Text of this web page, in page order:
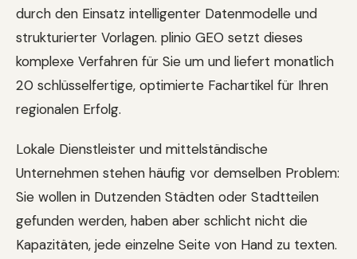
durch den Einsatz intelligenter Datenmodelle und
strukturierter Vorlagen. plinio GEO setzt dieses
komplexe Verfahren für Sie um und liefert monatlich
20 schlüsselfertige, optimierte Fachartikel für Ihren
regionalen Erfolg.
Lokale Dienstleister und mittelständische
Unternehmen stehen häufig vor demselben Problem:
Sie wollen in Dutzenden Städten oder Stadtteilen
gefunden werden, haben aber schlicht nicht die
Kapazitäten, jede einzelne Seite von Hand zu texten.